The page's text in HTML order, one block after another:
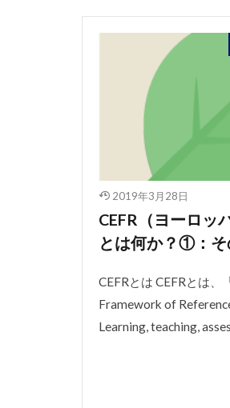
2019年3月28日
CEFR（ヨーロッ
とは何か？①：
CEFRとは CEFRとは、
Framework of
Learning, teaching,